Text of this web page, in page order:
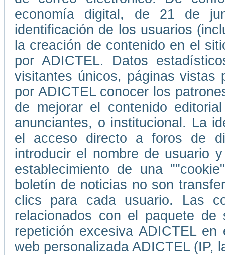
economía digital, de 21 de
identificación de los usuarios
la creación de contenido en el
por ADICTEL. Datos
visitantes únicos, páginas vistas
por ADICTEL conocer los
de mejorar el contenido
anunciantes, o institucional. La
el acceso directo a foros de
introducir el nombre de usuario
establecimiento de una
boletín de noticias no son
clics para cada usuario. Las
relacionados con el paquete
repetición excesiva ADICTEL
web personalizada ADICTEL (IP,